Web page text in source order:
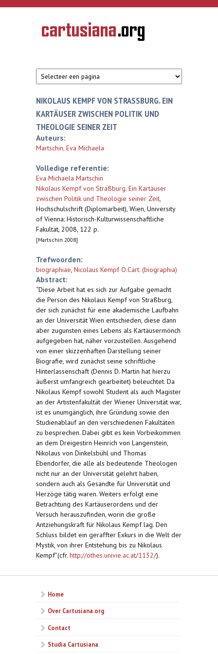
Overslaan en naar de inhoud gaan
CARTUSIANA
Geschiedenis
van de
NIKOLAUS KEMPF VON STRASSBURG. EIN K
ARTÄUSER ZWISCHEN POLITIK UND T
HEOLOGIE SEINER ZEIT
Auteurs:
Martschin, Eva Michaela
Volledige referentie:
Eva Michaela Martschin
Nikolaus Kempf von Straßburg. Ein Kartäuser
zwischen Politik und Theologie seiner Zeit,
Hochschulschrift (Diplomarbeit), Wien, University
of Vienna: Historisch-Kulturwissenschaftliche
Fakultät, 2008, 122 p.
[Martschin 2008]
Trefwoorden:
biographiae, Nicolaus Kempf O.Cart. (biographia)
Abstract:
“Diese Arbeit hat es sich zur Aufgabe gemacht
die Person des Nikolaus Kempf von Straßburg,
der sich zunächst für eine akademische Laufbahn
an der Universität Wien entschieden, diese dann
aber zugunsten eines Lebens als Kartäusermönch
aufgegeben hat, näher vorzustellen. Ausgehend
von einer skizzenhaften Darstellung seiner
Biografie, wird zunächst seine schriftliche
Hinterlassenschaft (Dennis D. Martin hat hierzu
äußerst umfangreich gearbeitet) beleuchtet. Da
Nikolaus Kempf sowohl Student als auch Magister
an der Artistenfakultät der Wiener Universität war,
ist es unumgänglich, ihre Gründung sowie den
Studienablauf an den verschiedenen Fakultäten
zu besprechen. Dabei gibt es kein Vorbeikommen
an dem Dreigestirn Heinrich von Langenstein,
Nikolaus von Dinkelsbühl und Thomas
Ebendorfer, die alle als bedeutende Theologen
nicht nur an der Universität gelehrt haben,
sondern auch als Gesandte für Universität und
Herzöge tätig waren. Weiters erfolgt eine
Betrachtung des Kartäuserordens und der
Versuch herauszufinden, worin die große
Antziehungskraft für Nikolaus Kempf lag. Den
Schluss bildet ein geraffter Exkurs in die Welt der
Mystik, von ihrer Entstehung bis zu Nikolaus
Kempf”(cfr. http://othes.univie.ac.at/1132/).
Home
Over Cartusiana.org
Contact
Studia Cartusiana